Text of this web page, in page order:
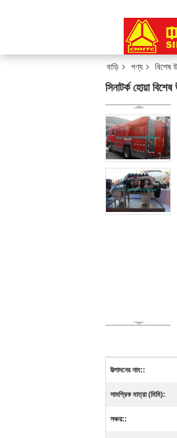
বাড়ি পণ্য বিশেষ
সিনাটর্ক হোয়া
উত্পাদনের নাম::
সামগ্রিক মাত্রা (মিমি):
সঞ্চয়::